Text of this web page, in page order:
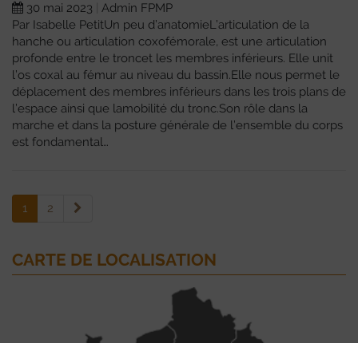
30 mai 2023
Admin FPMP
Par Isabelle PetitUn peu d’anatomieL’articulation de la
hanche ou articulation coxofémorale, est une articulation
profonde entre le troncet les membres inférieurs. Elle unit
l’os coxal au fémur au niveau du bassin.Elle nous permet le
déplacement des membres inférieurs dans les trois plans de
l’espace ainsi que lamobilité du tronc.Son rôle dans la
marche et dans la posture générale de l’ensemble du corps
est fondamental…
1 2
CARTE DE LOCALISATION